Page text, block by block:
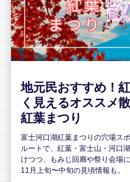
地元民おすすめ！
く見えるオススメ
紅葉まつり
富士河口湖紅葉まつりの穴場ス
ルートで、紅葉・富士山・河口
けつつ、もみじ回廊や祭り会場
11月上旬〜中旬の見頃情報も。